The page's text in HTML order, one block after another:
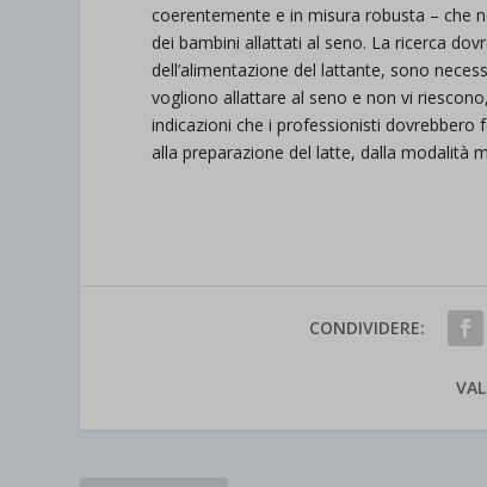
coerentemente e in misura robusta – che
dei bambini allattati al seno. La ricerca
dell’alimentazione del lattante, sono
vogliono allattare al seno e non vi
indicazioni che i professionisti
alla preparazione del latte, dalla modalità
CONDIVIDERE: